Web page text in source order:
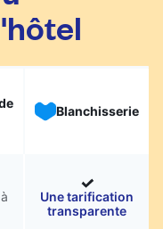
Blanchisserie
Une tarification
transparente